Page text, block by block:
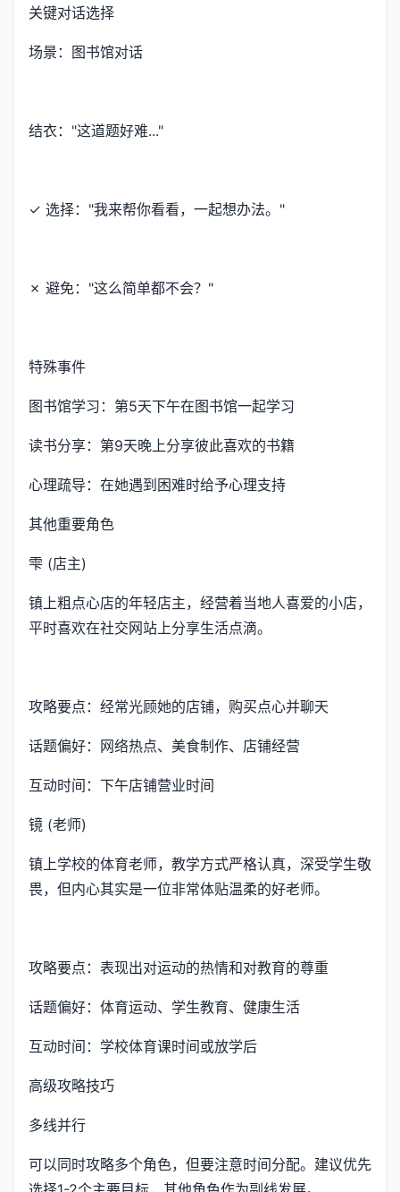
关键对话选择
场景：图书馆对话
结衣："这道题好难..."
✓ 选择："我来帮你看看，一起想办法。"
✗ 避免："这么简单都不会？"
特殊事件
图书馆学习：第5天下午在图书馆一起学习
读书分享：第9天晚上分享彼此喜欢的书籍
心理疏导：在她遇到困难时给予心理支持
其他重要角色
雫 (店主)
镇上粗点心店的年轻店主，经营着当地人喜爱的小店，
平时喜欢在社交网站上分享生活点滴。
攻略要点：经常光顾她的店铺，购买点心并聊天
话题偏好：网络热点、美食制作、店铺经营
互动时间：下午店铺营业时间
镜 (老师)
镇上学校的体育老师，教学方式严格认真，深受学生敬
畏，但内心其实是一位非常体贴温柔的好老师。
攻略要点：表现出对运动的热情和对教育的尊重
话题偏好：体育运动、学生教育、健康生活
互动时间：学校体育课时间或放学后
高级攻略技巧
多线并行
可以同时攻略多个角色，但要注意时间分配。建议优先